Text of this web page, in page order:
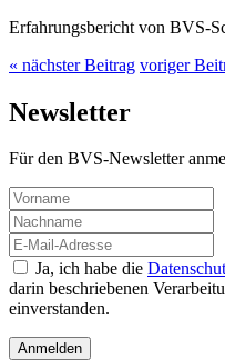
Erfahrungsbericht von BVS-
« nächster Beitrag voriger
Newsletter
Für den BVS-Newsletter
Ja, ich habe die
darin beschriebenen
einverstanden.